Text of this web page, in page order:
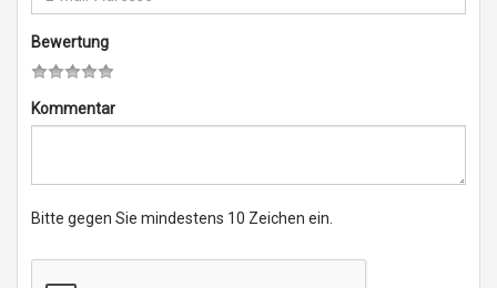
Bewertung
Kommentar
Bitte gegen Sie mindestens 10 Zeichen ein.